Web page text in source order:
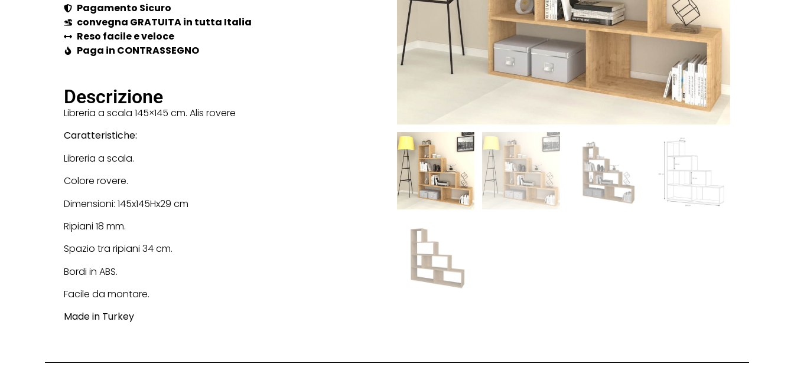
Pagamento Sicuro
convegna GRATUITA in tutta Italia
Reso facile e veloce
Paga in CONTRASSEGNO
Descrizione
Libreria a scala 145×145 cm. Alis rovere
Caratteristiche:
Libreria a scala.
Colore rovere.
Dimensioni: 145x145Hx29 cm
Ripiani 18 mm.
Spazio tra ripiani 34 cm.
Bordi in ABS.
Facile da montare.
Made in Turkey